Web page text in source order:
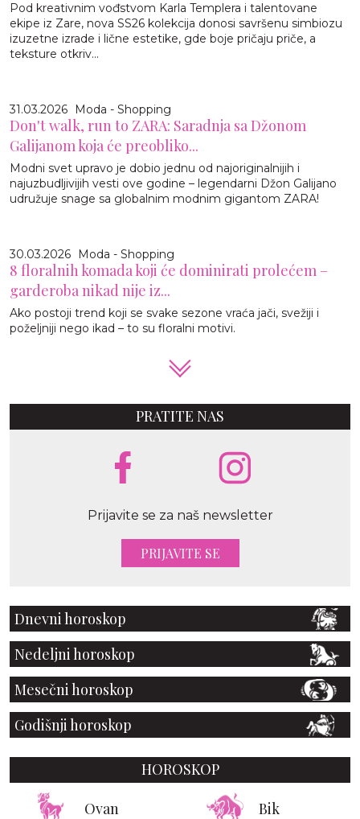
Pod kreativnim vođstvom Karla Templera i talentovane
ekipe iz Zare, nova SS26 kolekcija donosi savršenu simbiozu
izuzetne izrade i lične estetike, gde boje pričaju priče, a
teksture otkriv...
31.03.2026 Moda - Shopping
Don't walk, run to ZARA: Saradnja sa Džonom
Galijanom koja će preobliko...
Modni svet upravo je dobio jednu od najoriginalnijih i
najuzbudljivijih vesti ove godine – legendarni Džon Galijano
udružuje snage sa globalnim modnim gigantom ZARA!
30.03.2026 Moda - Shopping
8 floralnih komada koji će dominirati prolećem –
garderoba nikad nije iz...
Ako postoji trend koji se svake sezone vraća jači, svežiji i
poželjniji nego ikad – to su floralni motivi.
PRATITE NAS
Prijavite se za naš newsletter
PRIJAVITE SE
Dnevni horoskop
Nedeljni horoskop
Mesečni horoskop
Godišnji horoskop
HOROSKOP
Ovan Bik